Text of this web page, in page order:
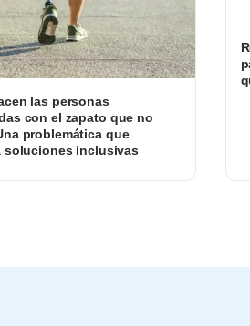
las personas
con el zapato que no
problemática que
soluciones inclusivas